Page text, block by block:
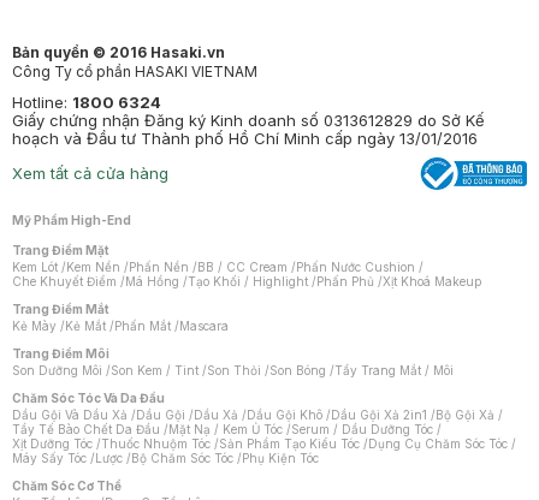
Bản quyền © 2016 Hasaki.vn
Công Ty cổ phần HASAKI VIETNAM
Hotline: 1800 6324
Giấy chứng nhận Đăng ký Kinh doanh số 0313612829 do Sở Kế
hoạch và Đầu tư Thành phố Hồ Chí Minh cấp ngày 13/01/2016
Xem tất cả cửa hàng
Mỹ Phẩm High-End
Trang Điểm Mặt
Kem Lót /Kem Nền /Phấn Nền /BB / CC Cream /Phấn Nước Cushion /
Che Khuyết Điểm /Má Hồng /Tạo Khối / Highlight /Phấn Phủ /Xịt Khoá Makeup
Trang Điểm Mắt
Kẻ Mày /Kẻ Mắt /Phấn Mắt /Mascara
Trang Điểm Môi
Son Dưỡng Môi /Son Kem / Tint /Son Thỏi /Son Bóng /Tẩy Trang Mắt / Môi
Chăm Sóc Tóc Và Da Đầu
Dầu Gội Và Dầu Xả /Dầu Gội /Dầu Xả /Dầu Gội Khô /Dầu Gội Xả 2in1 /Bộ Gội Xả /
Tẩy Tế Bào Chết Da Đầu /Mặt Nạ / Kem Ủ Tóc /Serum / Dầu Dưỡng Tóc /
Xịt Dưỡng Tóc /Thuốc Nhuộm Tóc /Sản Phẩm Tạo Kiểu Tóc /Dụng Cụ Chăm Sóc Tóc /
Máy Sấy Tóc /Lược /Bộ Chăm Sóc Tóc /Phụ Kiện Tóc
Chăm Sóc Cơ Thể